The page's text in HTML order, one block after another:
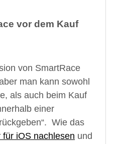
vor dem Kauf
von SmartRace
man kann sowohl
als auch beim Kauf
einer
Wie das
für iOS nachlesen und